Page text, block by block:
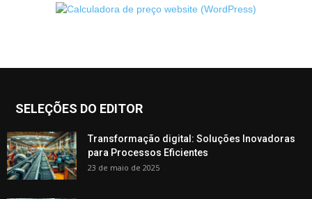
SELEÇÕES DO EDITOR
Transformação digital: Soluções Inovadoras
para Processos Eficientes
23 de maio de 2025